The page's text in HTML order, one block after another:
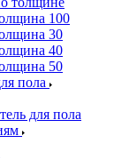
100
30
40
50
пола
для пола